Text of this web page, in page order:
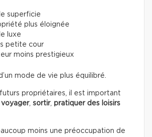
superficie
plus éloignée
luxe
petite cour
moins prestigieux
mode de vie plus équilibré.
futurs propriétaires, il est important
voyager, sortir, pratiquer des loisirs
moins une préoccupation de